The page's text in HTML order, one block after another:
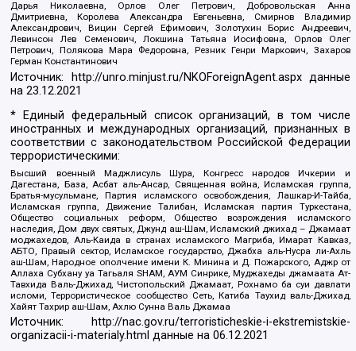
Дарья Николаевна, Орлов Олег Петрович, Добровольская Анна
Дмитриевна, Королева Александра Евгеньевна, Смирнов Владимир
Александрович, Вицин Сергей Ефимович, Золотухин Борис Андреевич,
Левинсон Лев Семенович, Локшина Татьяна Иосифовна, Орлов Олег
Петрович, Полякова Мара Федоровна, Резник Генри Маркович, Захаров
Герман Константинович
Источник: http://unro.minjust.ru/NKOForeignAgent.aspxданные
на23.12.2021
* Единый федеральный список организаций, в том числе
иностранных и международных организаций, признанных в
соответствии с законодательством Российской Федерации
террористическими:
Высший военный Маджлисуль Шура, Конгресс народов Ичкерии и
Дагестана, База, Асбат аль-Ансар, Священная война, Исламская группа,
Братья-мусульмане, Партия исламского освобождения, Лашкар-И-Тайба,
Исламская группа, Движение Талибан, Исламская партия Туркестана,
Общество социальных реформ, Общество возрождения исламского
наследия, Дом двух святых, Джунд аш-Шам, Исламский джихад – Джамаат
моджахедов, Аль-Каида в странах исламского Магриба, Имарат Кавказ,
АБТО, Правый сектор, Исламское государство, Джабха аль-Нусра ли-Ахль
аш-Шам, Народное ополчение имени К. Минина и Д. Пожарского, Аджр от
Аллаха Субхану уа Тагьаля SHAM, АУМ Синрике, Муджахеды джамаата Ат-
Тавхида Валь-Джихад, Чистопольский Джамаат, Рохнамо ба суи давлати
исломи, Террористическое сообщество Сеть, Катиба Таухид валь-Джихад,
Хайят Тахрир аш-Шам, Ахлю Сунна Валь Джамаа
Источник:
http://nac.gov.ru/terroristicheskie-i-ekstremistskie-
organizacii-i-materialy.html данные на06.12.2021